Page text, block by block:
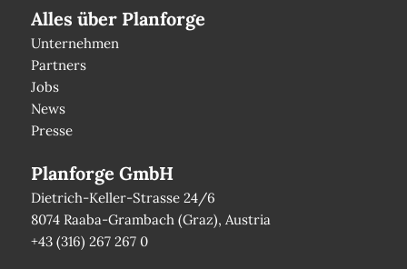
Alles über Planforge
Unternehmen
Partners
Jobs
News
Presse
Planforge GmbH
Dietrich-Keller-Strasse 24/6
8074 Raaba-Grambach (Graz), Austria
+43 (316) 267 267 0